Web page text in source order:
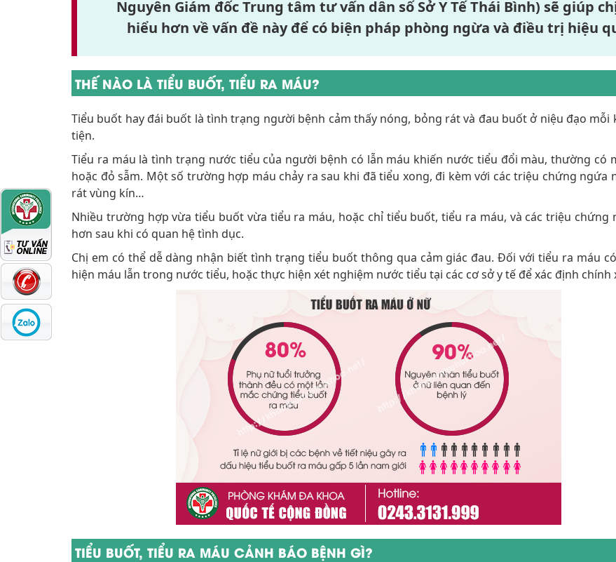
Nguyên Giám đốc Trung tâm tư vấn dân số Sở Y Tế Thái Bình) sẽ giúp
hiểu hơn về vấn đề này để có biện pháp phòng ngừa và điều trị hiệu
THẾ NÀO LÀ TIỂU BUỐT, TIỂU RA MÁU?
Tiểu buốt hay đái buốt là tình trạng người bệnh cảm thấy nóng, bỏng rát và đau buốt ở niệu đạo mỗi
tiện.
Tiểu ra máu là tình trạng nước tiểu của người bệnh có lẫn máu khiến nước tiểu đổi màu, thường có
hoặc đỏ sẫm. Một số trường hợp máu chảy ra sau khi đã tiểu xong, đi kèm với các triệu chứng ngứa
rát vùng kín…
Nhiều trường hợp vừa tiểu buốt vừa tiểu ra máu, hoặc chỉ tiểu buốt, tiểu ra máu, và các triệu chứng
hơn sau khi có quan hệ tình dục.
Chị em có thể dễ dàng nhận biết tình trạng tiểu buốt thông qua cảm giác đau. Đối với tiểu ra máu
hiện máu lẫn trong nước tiểu, hoặc thực hiện xét nghiệm nước tiểu tại các cơ sở y tế để xác định chính
TIỂU BUỐT, TIỂU RA MÁU CẢNH BÁO BỆNH GÌ?